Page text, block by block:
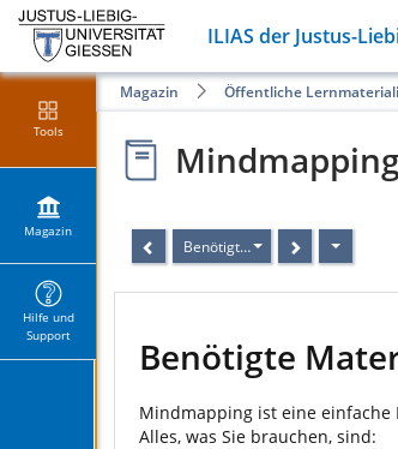
ILIAS der Justus-
Tools
Magazin
Hilfe und
Support
Magazin Öffentliche
Mindmapping
Benötigte Materialien
Benötigte
Mindmapping ist eine
Alles, was Sie brauchen, sind: